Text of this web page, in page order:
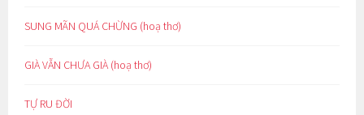
SUNG MÃN QUÁ CHỪNG (hoạ thơ)
GIÀ VẪN CHƯA GIÀ (hoạ thơ)
TỰ RU ĐỜI